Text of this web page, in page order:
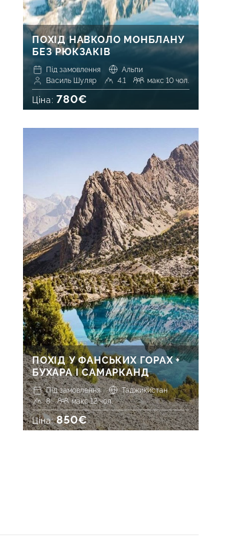
ПОХІД НАВКОЛО МОНБЛАНУ
БЕЗ РЮКЗАКІВ
Під замовлення
Альпи
Василь Шуляр
4.1 макс 10 чол.
Ціна: 780€
ПОХІД У ФАНСЬКИХ ГОРАХ +
БУХАРА І САМАРКАНД
Під замовлення
Таджикистан
8
макс 12 чол.
Ціна:850€